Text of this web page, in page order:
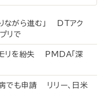
ながら進む」 DTアク
リで
リを紛失 PMDA「深
でも申請 リリー、日米